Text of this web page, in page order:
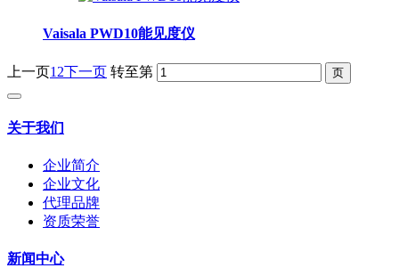
Vaisala PWD10能见度仪
上一页12下一页 转至第
关于我们
企业简介
企业文化
代理品牌
资质荣誉
新闻中心